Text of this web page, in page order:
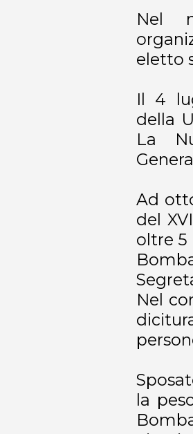
Nel
eletto
Il 4
della
La
Ad
del
oltre 5
Nel
la